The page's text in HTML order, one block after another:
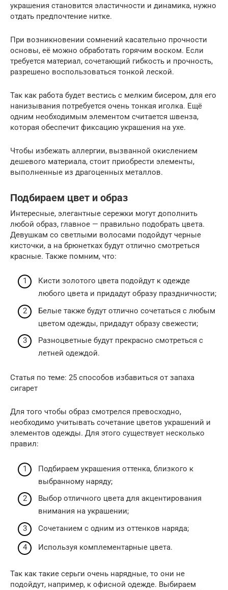
украшения становится эластичности и динамика, нужно
отдать предпочтение нитке.
При возникновении сомнений касательно прочности
основы, её можно обработать горячим воском. Если
требуется материал, сочетающий гибкость и прочность,
разрешено воспользоваться тонкой леской.
Так как работа будет вестись с мелким бисером, для его
нанизывания потребуется очень тонкая иголка. Ещё
одним необходимым элементом считается швенза,
которая обеспечит фиксацию украшения на ухе.
Чтобы избежать аллергии, вызванной окислением
дешевого материала, стоит приобрести элементы,
выполненные из драгоценных металлов.
Подбираем цвет и образ
Интересные, элегантные сережки могут дополнить
любой образ, главное — правильно подобрать цвета.
Девушкам со светлыми волосами подойдут черные
кисточки, а на брюнетках будут отлично смотреться
красные. Также помним, что:
Кисти золотого цвета подойдут к одежде
любого цвета и придадут образу праздничности;
Белые также будут отлично сочетаться с любым
цветом одежды, придадут образу свежести;
Разноцветные будут прекрасно смотреться с
летней одеждой.
Статья по теме: 25 способов избавиться от запаха
сигарет
Для того чтобы образ смотрелся превосходно,
необходимо учитывать сочетание цветов украшений и
элементов одежды. Для этого существует несколько
правил:
Подбираем украшения оттенка, близкого к
выбранному наряду;
Выбор отличного цвета для акцентирования
внимания на украшении;
Сочетанием с одним из оттенков наряда;
Используя комплементарные цвета.
Так как такие серьги очень нарядные, то они не
подойдут, например, к офисной одежде. Выбираем